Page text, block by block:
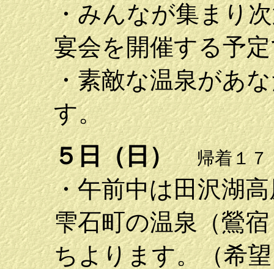
・みんなが集まり
宴会を開催
・素敵な温泉があ
す
５日（日）帰着１
・午前中は田沢湖
雫石町の温泉（鶯
ちよります。（希